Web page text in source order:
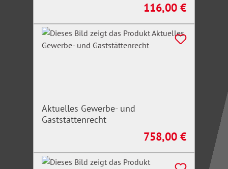
Regulärer Preis:
116,00 €
Aktuelles Gewerbe- und
Gaststättenrecht
Regulärer Preis:
758,00 €